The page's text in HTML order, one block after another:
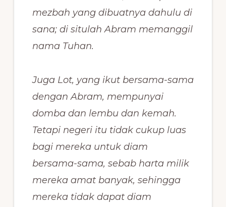
mezbah yang dibuatnya dahulu di
sana; di situlah Abram memanggil
nama Tuhan.
Juga Lot, yang ikut bersama-sama
dengan Abram, mempunyai
domba dan lembu dan kemah.
Tetapi negeri itu tidak cukup luas
bagi mereka untuk diam
bersama-sama, sebab harta milik
mereka amat banyak, sehingga
mereka tidak dapat diam